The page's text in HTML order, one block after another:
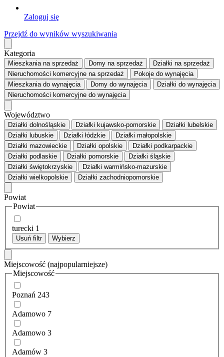
Zaloguj się
Przejdź do wyników wyszukiwania
Kategoria
Mieszkaniana sprzedaż Domy na sprzedaż Działki na sprzedaż
Nieruchomości komercyjne na sprzedaż Pokoje do wynajęcia
Mieszkaniado wynajęcia Domy do wynajęcia Działki do wynajęcia
Nieruchomości komercyjne do wynajęcia
Województwo
Działki dolnośląskie Działki kujawsko-pomorskie
Działki lubelskie
Działki lubuskie
Działki łódzkie
Działki małopolskie
Działki mazowieckie
Działki opolskie
Działki podkarpackie
Działki podlaskie
Działki pomorskie
Działki śląskie
Działki świętokrzyskie
Działki warmińsko-mazurskie
Działki wielkopolskie
Działki zachodniopomorskie
Powiat
Powiat
turecki 1
Usuń filtr Wybierz
Miejscowość (najpopularniejsze)
Miejscowość
Poznań 243
Adamowo 7
Adamowo 3
Adamów 3